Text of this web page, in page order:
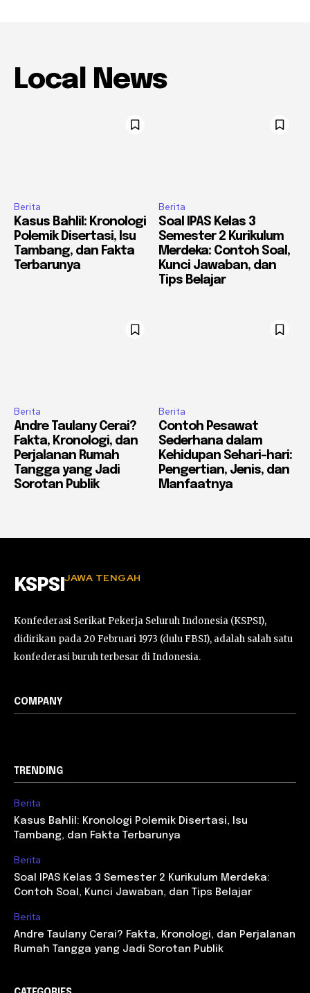
Local News
Berita
Kasus Bahlil: Kronologi
Polemik Disertasi, Isu
Tambang, dan Fakta
Terbarunya
Berita
Soal IPAS Kelas 3
Semester 2 Kurikulum
Merdeka: Contoh Soal,
Kunci Jawaban, dan
Tips Belajar
Berita
Andre Taulany Cerai?
Fakta, Kronologi, dan
Perjalanan Rumah
Tangga yang Jadi
Sorotan Publik
Berita
Contoh Pesawat
Sederhana dalam
Kehidupan Sehari-hari:
Pengertian, Jenis, dan
Manfaatnya
KSPSIJAWA TENGAH
Konfederasi Serikat Pekerja Seluruh Indonesia (KSPSI),
didirikan pada 20 Februari 1973 (dulu FBSI), adalah salah satu
konfederasi buruh terbesar di Indonesia.
COMPANY
TRENDING
Berita
Kasus Bahlil: Kronologi Polemik Disertasi, Isu
Tambang, dan Fakta Terbarunya
Berita
Soal IPAS Kelas 3 Semester 2 Kurikulum Merdeka:
Contoh Soal, Kunci Jawaban, dan Tips Belajar
Berita
Andre Taulany Cerai? Fakta, Kronologi, dan Perjalanan
Rumah Tangga yang Jadi Sorotan Publik